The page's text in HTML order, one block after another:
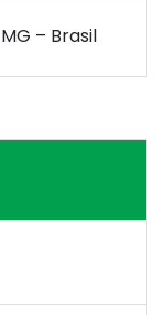
– Brasil